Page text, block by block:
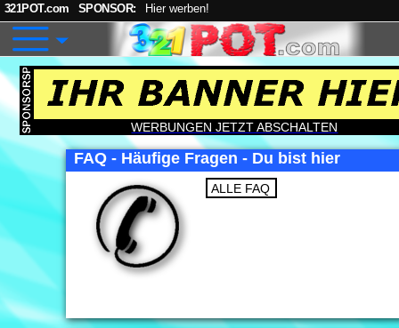
321POT.com SPONSOR: Hier werben!
WERBUNGEN JETZT ABSCHALTEN
FAQ - Häufige Fragen - Du bist hier
ALLE FAQ